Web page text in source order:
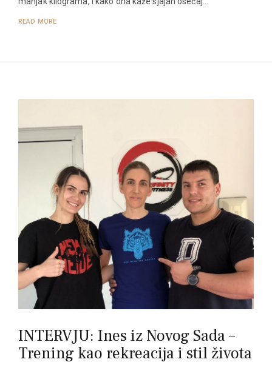
READ MORE
INTERVJU: Ines iz Novog Sada –
Trening kao rekreacija i stil života